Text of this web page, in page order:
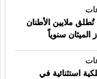
تُطلق ملايين الأطنان
الميثان سنوياً
استثنائية في